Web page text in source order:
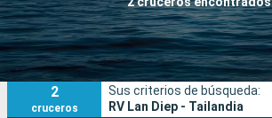
Fecha de salida
Puertos
Buscar
2
cruceros
Sus criterios de búsqueda:
RV Lan Diep - Tailandia